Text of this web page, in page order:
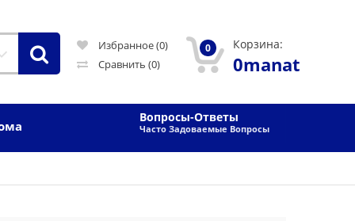
Избранное (0)
Сравнить (0)
0 Корзина:
0manat
Вопросы-Ответы
Часто Задоваемые Вопросы